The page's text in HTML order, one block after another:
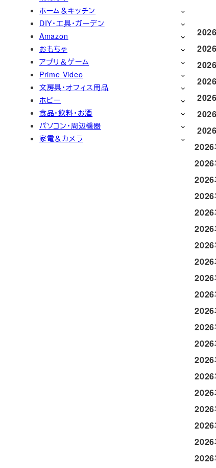
2026
2026
2026
2026
2026
2026
2026
2026
2026
2026
2026
2026
2026
2026
2026
2026
2026
2026
2026
2026
ホーム＆キッチン
DIY・工具・ガーデン
Amazon
おもちゃ
アプリ＆ゲーム
Prime Video
文房具・オフィス用品
ホビー
食品・飲料・お酒
パソコン・周辺機器
家電＆カメラ